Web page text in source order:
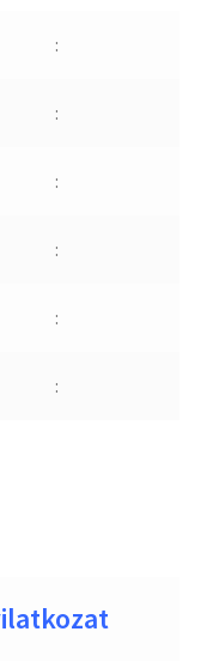
:
:
:
:
:
: